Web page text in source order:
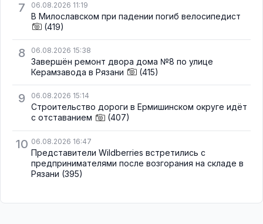
7 06.08.2026 11:19
В Милославском при падении погиб велосипедист
(419)
8 06.08.2026 15:38
Завершён ремонт двора дома №8 по улице
Керамзавода в Рязани
(415)
9 06.08.2026 15:14
Строительство дороги в Ермишинском округе идёт
с отставанием
(407)
10 06.08.2026 16:47
Представители Wildberries встретились с
предпринимателями после возгорания на складе в
Рязани (395)